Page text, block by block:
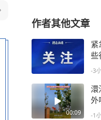
作者其他文章
紧
些
-3
00:09
澴
外
-1